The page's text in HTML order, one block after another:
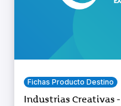
Fichas Producto Destino
Industrias Creativas